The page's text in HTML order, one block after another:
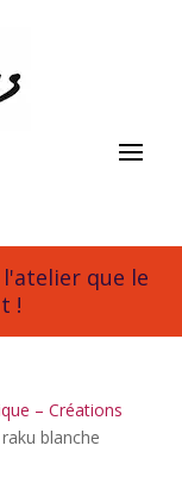
que le
!
– Créations
blanche